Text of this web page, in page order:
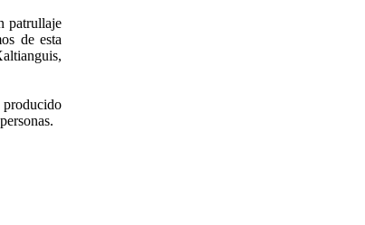
patrullaje
de esta
producido